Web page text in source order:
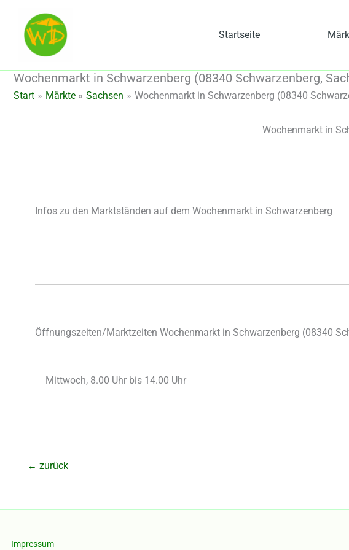
springen
Startseite
Wochenmarkt in Schwarzenberg (08340 Schwarzenberg,
Start Märkte Sachsen Wochenmarkt in Schwarzenberg (08340
Wochenmarkt in
Infos zu den Marktständen auf dem Wochenmarkt in Schwarzenberg
Öffnungszeiten/Marktzeiten Wochenmarkt in Schwarzenberg (08340
Mittwoch, 8.00 Uhr bis 14.00 Uhr
← zurück
Impressum